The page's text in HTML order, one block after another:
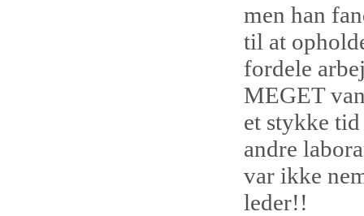
men han
til at
fordele
MEGET
et stykke
andre
var ikke
leder!!